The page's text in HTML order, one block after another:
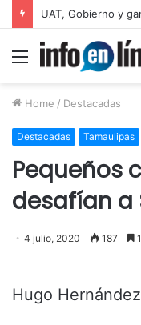
Tamaulipas
Menu
Home / Destacadas
Destacadas Tamaulipas
Pequeños
desafían a
4 julio, 2020 187
Hugo Hernández